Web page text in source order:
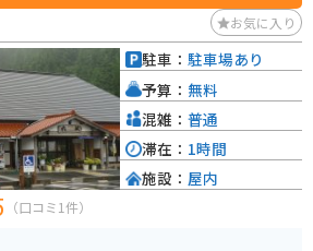
お気に入り
（口コミ1件）
駐車： 駐車場あり
予算： 無料
混雑： 普通
滞在： 1時間
施設： 屋内